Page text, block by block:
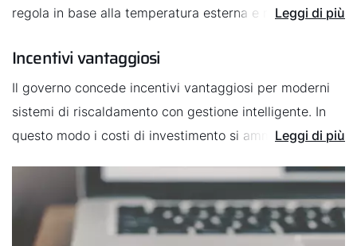
regola in base alla temperatura esterna e riscalda più o
energia dal momento che la caldaia non produce mai
più calore del necessario. Come funziona?
Il sistema imposta le valvole termostatiche dei radiatori
temperatura sufficiente. Esiste di solito anche una
modalità ferie.
Leggi di più
Incentivi vantaggiosi
Il governo concede incentivi vantaggiosi per moderni
sistemi di riscaldamento con gestione intelligente. In
questo modo i costi di investimento si ammortizzano
Leggi di più